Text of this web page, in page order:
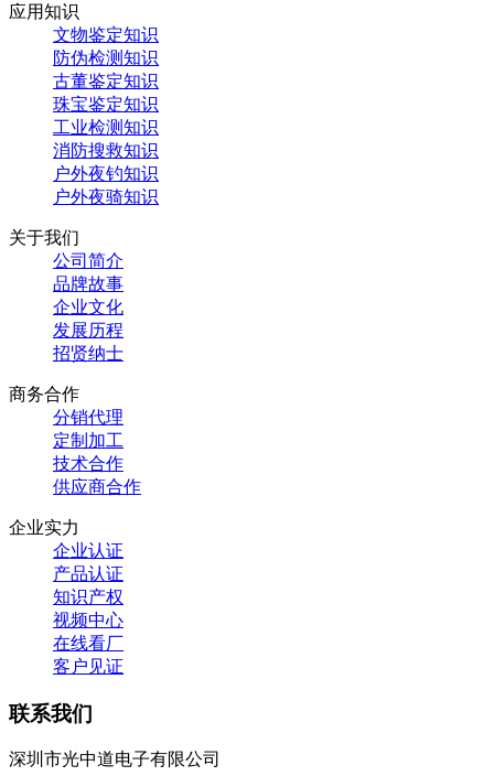
应用知识
文物鉴定知识
防伪检测知识
古董鉴定知识
珠宝鉴定知识
工业检测知识
消防搜救知识
户外夜钓知识
户外夜骑知识
关于我们
公司简介
品牌故事
企业文化
发展历程
招贤纳士
商务合作
分销代理
定制加工
技术合作
供应商合作
企业实力
企业认证
产品认证
知识产权
视频中心
在线看厂
客户见证
联系我们
深圳市光中道电子有限公司